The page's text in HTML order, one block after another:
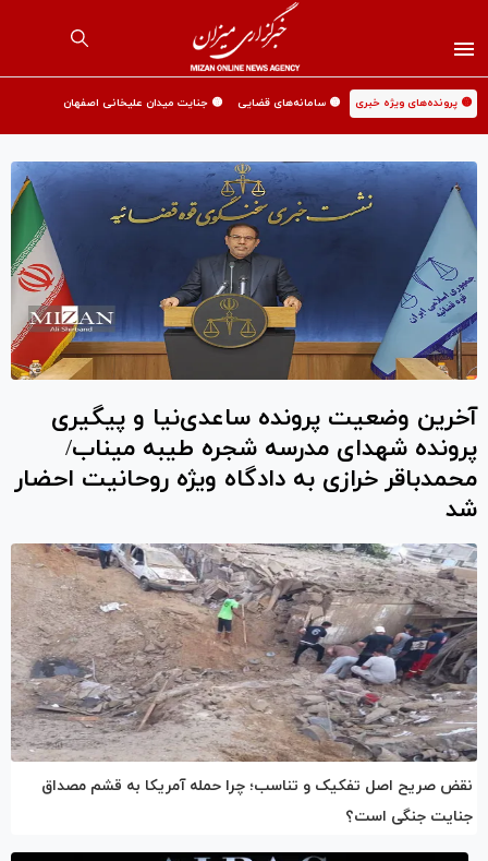
🟡 پرونده‌های ویژه خبری 🟡 سامانه‌های قضایی 🟡 جنایت میدان علیخانی اصفهان
آخرین وضعیت پرونده ساعدی‌نیا و پیگیری
پرونده شهدای مدرسه شجره طیبه میناب/
محمدباقر خرازی به دادگاه ویژه روحانیت احضار
شد
نقض صریح اصل تفکیک و تناسب؛ چرا حمله آمریکا به قشم مصداق
جنایت جنگی است؟